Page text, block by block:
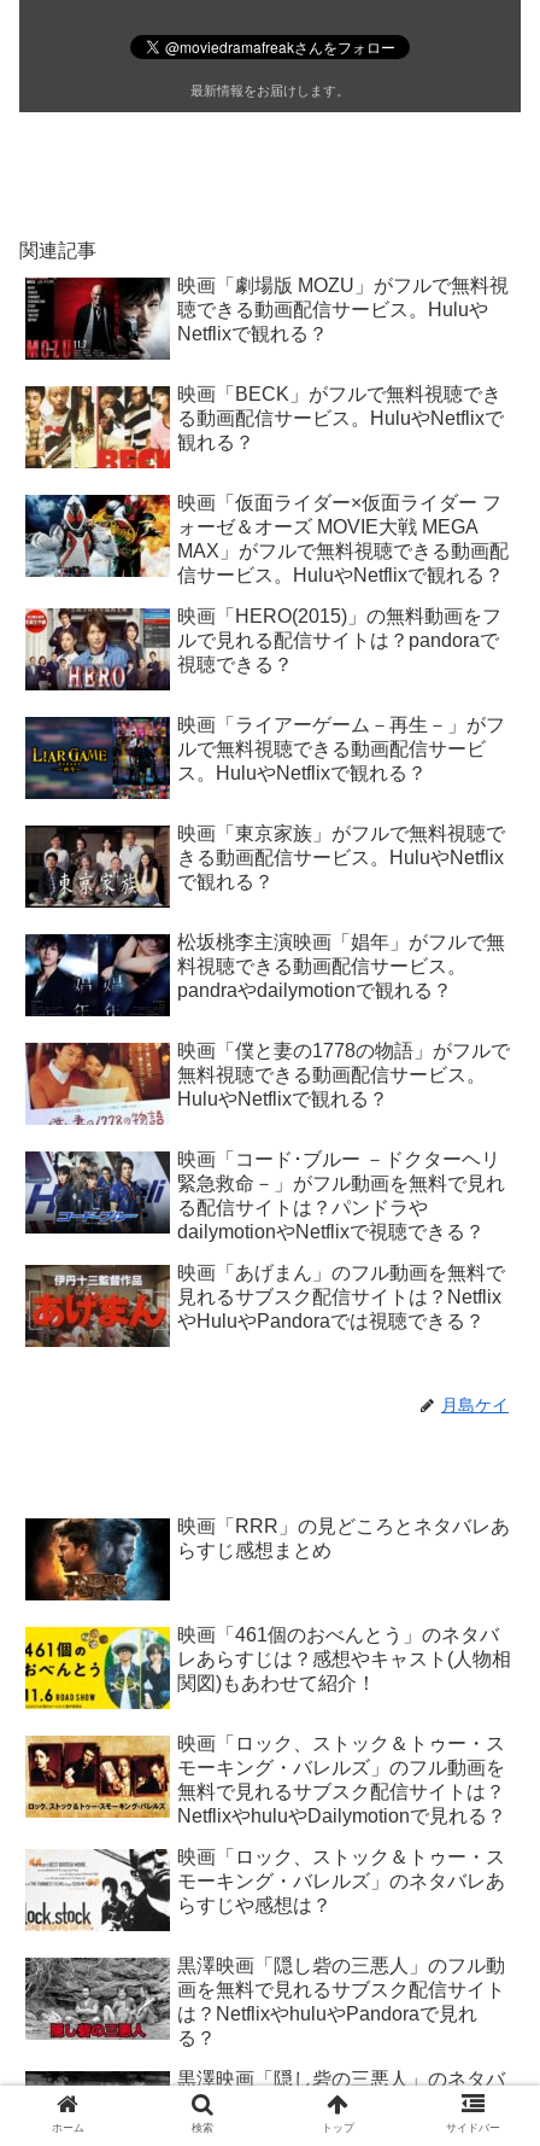
最新情報をお届けします。
関連記事
映画「劇場版 MOZU」がフルで無料視
聴できる動画配信サービス。Huluや
Netflixで観れる？
映画「BECK」がフルで無料視聴でき
る動画配信サービス。HuluやNetflixで
観れる？
映画「仮面ライダー×仮面ライダー フ
ォーゼ＆オーズ MOVIE大戦 MEGA
MAX」がフルで無料視聴できる動画配
信サービス。HuluやNetflixで観れる？
映画「HERO(2015)」の無料動画をフ
ルで見れる配信サイトは？pandoraで
視聴できる？
映画「ライアーゲーム－再生－」がフ
ルで無料視聴できる動画配信サービ
ス。HuluやNetflixで観れる？
映画「東京家族」がフルで無料視聴で
きる動画配信サービス。HuluやNetflix
で観れる？
松坂桃李主演映画「娼年」がフルで無
料視聴できる動画配信サービス。
pandraやdailymotionで観れる？
映画「僕と妻の1778の物語」がフルで
無料視聴できる動画配信サービス。
HuluやNetflixで観れる？
映画「コード･ブルー －ドクターヘリ
緊急救命－」がフル動画を無料で見れ
る配信サイトは？パンドラや
dailymotionやNetflixで視聴できる？
映画「あげまん」のフル動画を無料で
見れるサブスク配信サイトは？Netflix
やHuluやPandoraでは視聴できる？
月島ケイ
映画「RRR」の見どころとネタバレあ
らすじ感想まとめ
映画「461個のおべんとう」のネタバ
レあらすじは？感想やキャスト(人物相
関図)もあわせて紹介！
映画「ロック、ストック＆トゥー・ス
モーキング・バレルズ」のフル動画を
無料で見れるサブスク配信サイトは？
NetflixやhuluやDailymotionで見れる？
映画「ロック、ストック＆トゥー・ス
モーキング・バレルズ」のネタバレあ
らすじや感想は？
黒澤映画「隠し砦の三悪人」のフル動
画を無料で見れるサブスク配信サイト
は？NetflixやhuluやPandoraで見れ
る？
黒澤映画「隠し砦の三悪人」のネタバ
レあらすじとラスト結末は？感想やス
ター・ウォーズとの関連性も紹介！
ホーム 検索 トップ サイドバー